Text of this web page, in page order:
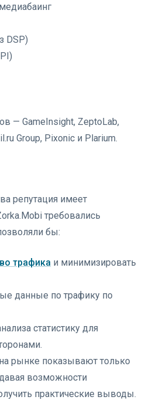
DSP)
— GameInsight, ZeptoLab,
Group, Pixonic и Plarium.
репутация имеет
требовались
бы:
трафика и минимизировать
данные по трафику по
статистику для
рынке показывают только
возможности
практические выводы.